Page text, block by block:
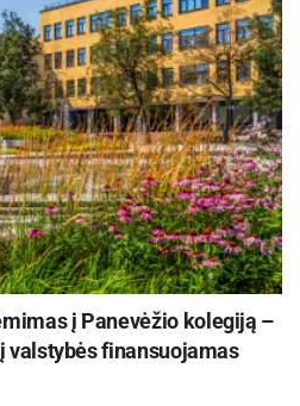
į Panevėžio kolegiją –
valstybės finansuojamas